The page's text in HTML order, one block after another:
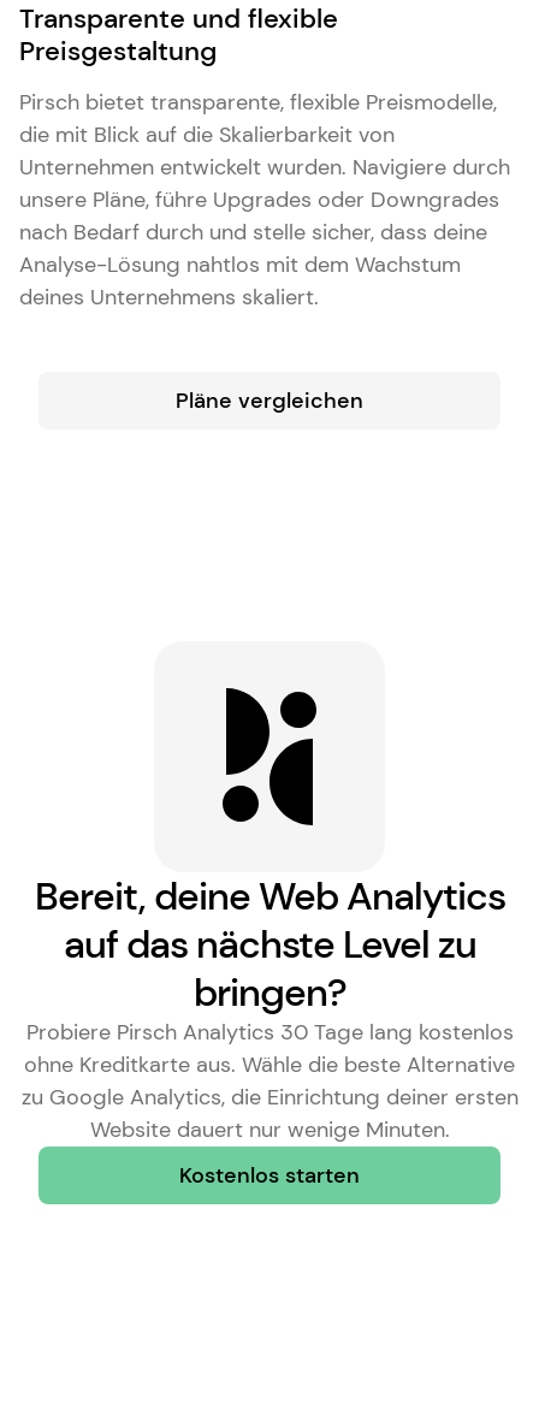
Transparente und flexible
Preisgestaltung
Pirsch bietet transparente, flexible Preismodelle,
die mit Blick auf die Skalierbarkeit von
Unternehmen entwickelt wurden. Navigiere durch
unsere Pläne, führe Upgrades oder Downgrades
nach Bedarf durch und stelle sicher, dass deine
Analyse-Lösung nahtlos mit dem Wachstum
deines Unternehmens skaliert.
Pläne vergleichen
Bereit, deine Web Analytics
auf das nächste Level zu
bringen?
Probiere Pirsch Analytics 30 Tage lang kostenlos
ohne Kreditkarte aus. Wähle die beste Alternative
zu Google Analytics, die Einrichtung deiner ersten
Website dauert nur wenige Minuten.
Kostenlos starten